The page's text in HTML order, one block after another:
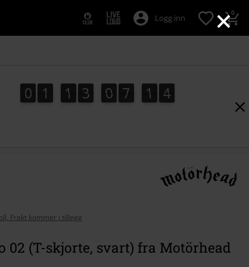
×
Logg inn 0
0
0 1
1 1
1 3
3 0
0 7
7 1
1 2
3
2
4
3
Frakt kommer i tillegg
02 (T-skjorte, svart) fra Motörhead